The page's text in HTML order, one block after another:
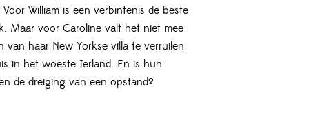
William is een verbintenis de beste
Maar voor Caroline valt het niet mee
van haar New Yorkse villa te verruilen
in het woeste Ierland. En is hun
de dreiging van een opstand?